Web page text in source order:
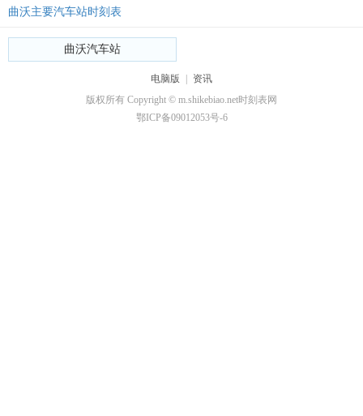
曲沃主要汽车站时刻表
曲沃汽车站
电脑版
资讯
版权所有 Copyright © m.shikebiao.net时刻表网
鄂ICP备09012053号-6